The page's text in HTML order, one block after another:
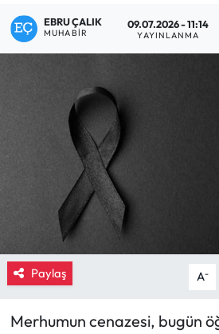
EBRU ÇALIK
MUHABIR
09.07.2026 - 11:14
YAYINLANMA
Paylaş A-
Merhumun cenazesi, bugün
Çorum Son Dakika Haberleri
Eğitim
Ekonomi
Güncel
İskilip Haberleri
Kargı Haberleri
Kimdir?
Son Dakika Haberleri